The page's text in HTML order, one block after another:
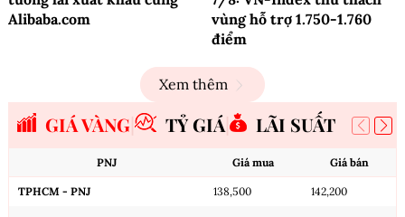
Alibaba.com
vùng hỗ trợ 1.750-1.760
điểm
Xem thêm
GIÁ VÀNG TỶ GIÁ LÃI SUẤT
PNJ Giá mua Giá bán
TPHCM - PNJ 138,500 142,200